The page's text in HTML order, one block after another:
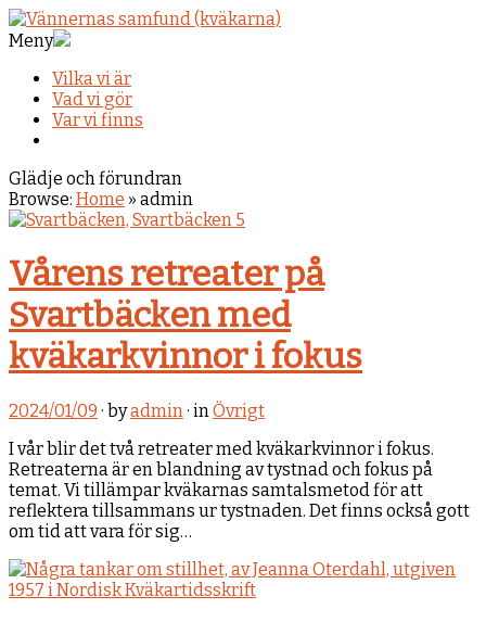
Meny
Vilka vi är
Vad vi gör
Var vi finns
Glädje och förundran
Browse: Home » admin
Vårens retreater på
Svartbäcken med
kväkarkvinnor i fokus
2024/01/09 · byadmin· inÖvrigt
I vår blir det två retreater med kväkarkvinnor i fokus.
Retreaterna är en blandning av tystnad och fokus på
temat. Vi tillämpar kväkarnas samtalsmetod för att
reflektera tillsammans ur tystnaden. Det finns också gott
om tid att vara för sig…